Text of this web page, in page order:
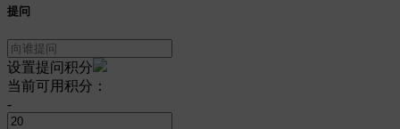
提问
设置提问积分
当前可用积分：
-